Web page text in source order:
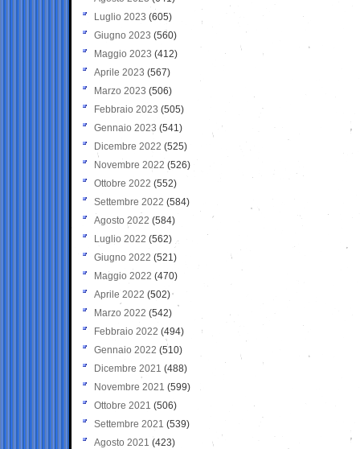
Luglio 2023 (605)
Giugno 2023 (560)
Maggio 2023 (412)
Aprile 2023 (567)
Marzo 2023 (506)
Febbraio 2023 (505)
Gennaio 2023 (541)
Dicembre 2022 (525)
Novembre 2022 (526)
Ottobre 2022 (552)
Settembre 2022 (584)
Agosto 2022 (584)
Luglio 2022 (562)
Giugno 2022 (521)
Maggio 2022 (470)
Aprile 2022 (502)
Marzo 2022 (542)
Febbraio 2022 (494)
Gennaio 2022 (510)
Dicembre 2021 (488)
Novembre 2021 (599)
Ottobre 2021 (506)
Settembre 2021 (539)
Agosto 2021 (423)